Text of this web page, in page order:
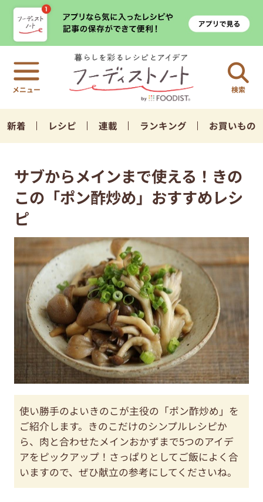
検索
新着 レシピ 連載 ランキング お買いもの
サブからメインまで使える！きの
この「ポン酢炒め」おすすめレシ
ピ
使い勝手のよいきのこが主役の「ポン酢炒め」を
ご紹介します。きのこだけのシンプルレシピか
ら、肉と合わせたメインおかずまで5つのアイデ
アをピックアップ！さっぱりとしてご飯によく合
いますので、ぜひ献立の参考にしてくださいね。